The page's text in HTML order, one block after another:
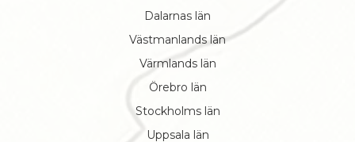
Dalarnas län
Västmanlands län
Värmlands län
Örebro län
Stockholms län
Uppsala län